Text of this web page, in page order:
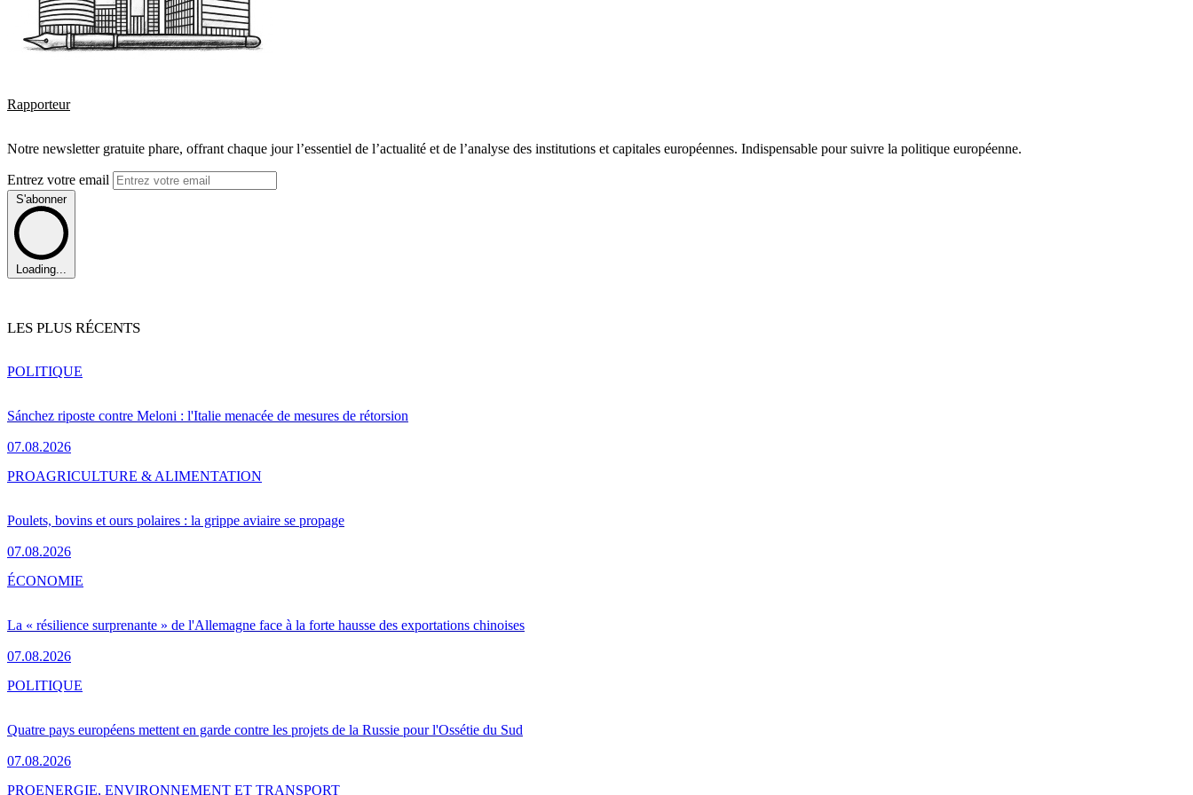
Rapporteur
Notre newsletter gratuite phare, offrant chaque jour l’essentiel de l’actualité et de l’analyse des institutions et capitales européennes. Indispensable pour suivre la politique européenne.
Entrez votre email
S'abonner
Loading...
LES PLUS RÉCENTS
Sánchez riposte contre Meloni : l'Italie menacée de mesures de rétorsion
07.08.2026
POLITIQUE
Poulets, bovins et ours polaires : la grippe aviaire se propage
07.08.2026
PROAGRICULTURE & ALIMENTATION
La « résilience surprenante » de l'Allemagne face à la forte hausse des exportations chinoises
07.08.2026
ÉCONOMIE
Quatre pays européens mettent en garde contre les projets de la Russie pour l'Ossétie du Sud
07.08.2026
POLITIQUE
PROENERGIE, ENVIRONNEMENT ET TRANSPORT